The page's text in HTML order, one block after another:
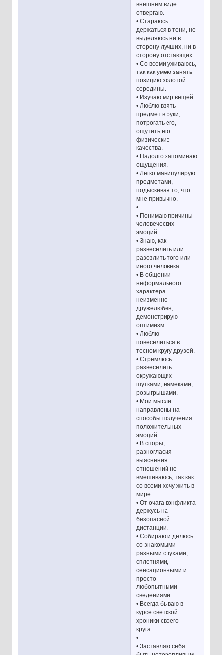
внешнем виде
отвергаю.
• Стараюсь
держаться в тени, не
выделяюсь ни в
сторону лучших, ни в
сторону отстающих.
• Со всеми уживаюсь,
так как умею занять
позицию золотой
середины.
• Изучаю мир вещей.
• Люблю взять
предмет в руки,
потрогать его,
ощутить его
физические
качества.
• Надолго запоминаю
ощущения.
• Легко манипулирую
предметами,
подыскивая то, что
мне привычно.
•
• Понимаю причины
человеческих
эмоций.
• Знаю, как
развеселить или
разозлить того или
иного человека.
• В общении
неформального
характера
неизменно
дружелюбен,
демонстрирую
оптимизм.
• Люблю
повеселиться в
тесном кругу друзей.
• Стремлюсь
развеселить
окружающих
шутками, намеками,
розыгрышами.
• Мои мысли
направлены на
способы получения
положительных
эмоций.
• В споры,
разногласия
выяснения
отношений не
вмешиваюсь, так как
со всеми хочу жить в
мире.
• От очага конфликта
держусь на
безопасной
дистанции.
• Собираю и делюсь
со знакомыми
разными слухами,
сплетнями,
сенсационными и
просто
любопытными
сведениями.
• Всегда бываю в
курсе светской
хроники своего
круга.
•
• Заставляю себя